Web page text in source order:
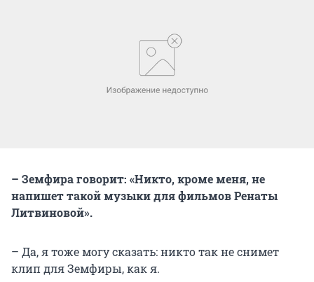
– Земфира говорит: «Никто, кроме меня, не
напишет такой музыки для фильмов Ренаты
Литвиновой».
– Да, я тоже могу сказать: никто так не снимет
клип для Земфиры, как я.